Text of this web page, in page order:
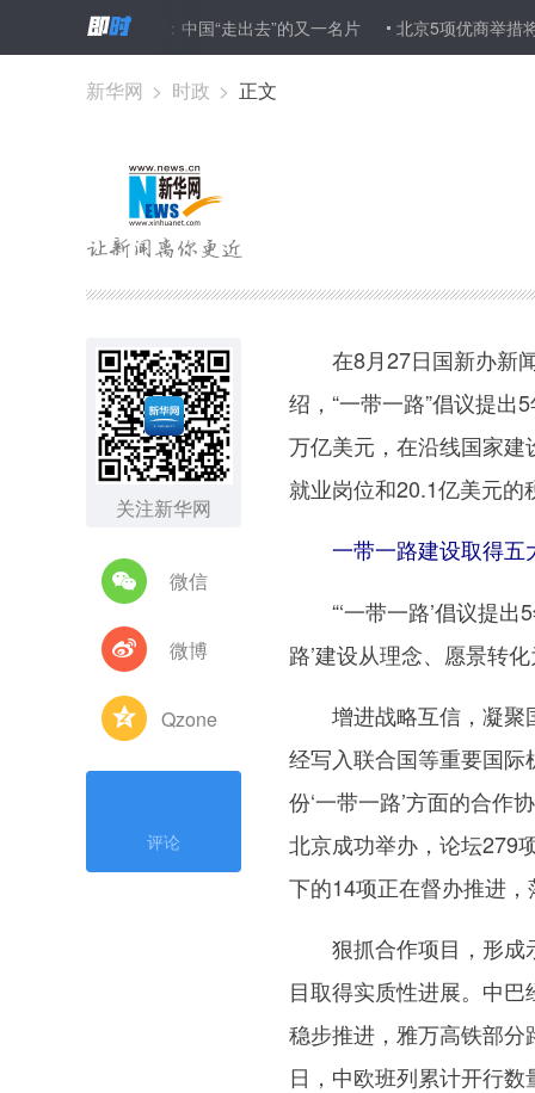
杂交小麦：中国“走出去”的又一名片 北京5项优商举措将向全国
新华网 > 时政 > 正文
关注新华网
微信
微博
Qzone
评论
在8月27日国新办新闻
绍，“一带一路”倡议提
万亿美元，在沿线国家
就业岗位和20.1亿美元的
一带一路建设取得五
“‘一带一路’倡议提出
路’建设从理念、愿景转
增进战略互信，凝聚国
经写入联合国等重要国
份‘一带一路’方面的合作
北京成功举办，论坛279
下的14项正在督办推进
狠抓合作项目，形成示
目取得实质性进展。中
稳步推进，雅万高铁部
日，中欧班列累计开行